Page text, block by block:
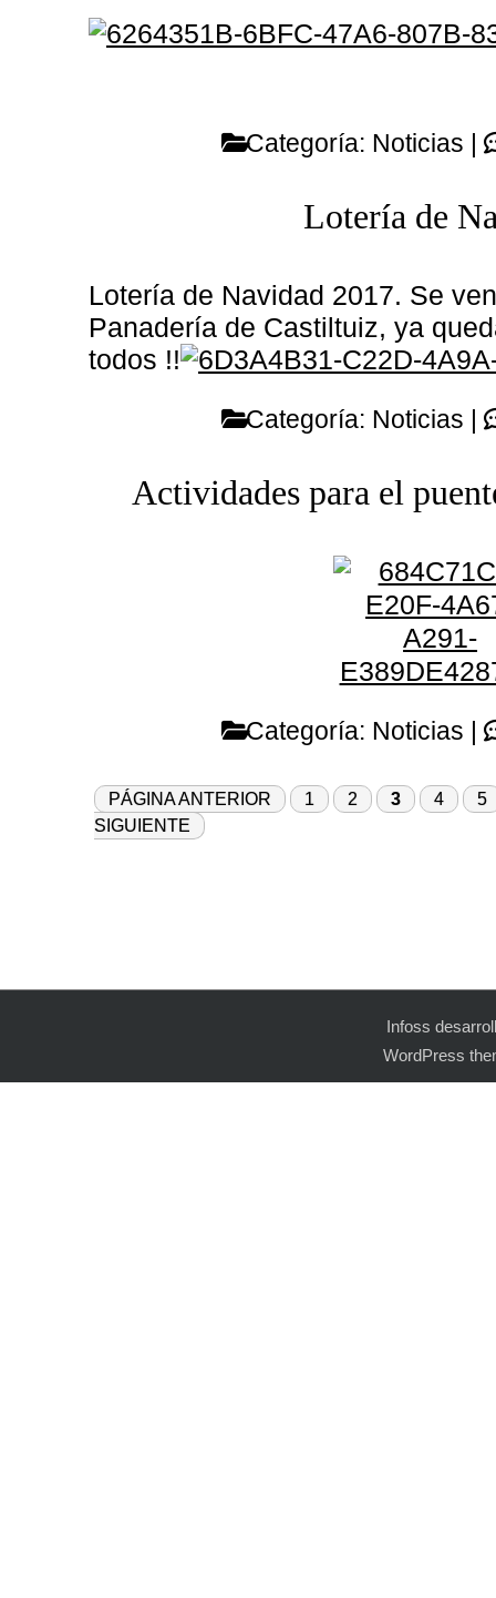
Categoría: Noticias |
Lotería de
Lotería de Navidad 2017. Se
Panadería de Castiltuiz, ya
todos !!
Categoría: Noticias |
Actividades para el
Categoría: Noticias |
PÁGINA ANTERIOR 1 2 3 4
5
SIGUIENTE
Infoss
WordPress